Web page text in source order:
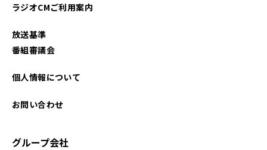
2025年02月
ラジオCMご利用案内
放送基準
番組審議会
個人情報について
お問い合わせ
グループ会社